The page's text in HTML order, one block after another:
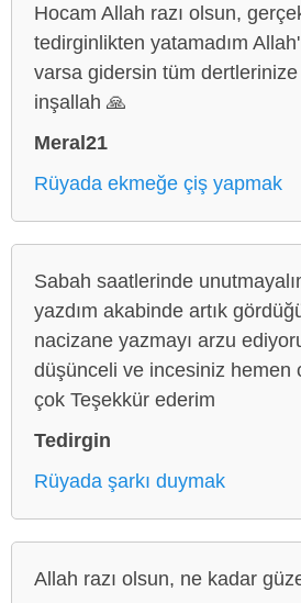
Hocam Allah razı olsun,
tedirginlikten yatamadım
varsa gidersin tüm
inşallah 🙏
Meral21
Rüyada ekmeğe çiş yapmak
Sabah saatlerinde
yazdım akabinde artık
nacizane yazmayı arzu
düşünceli ve incesiniz hemen
çok Teşekkür ederim
Tedirgin
Rüyada şarkı duymak
Allah razı olsun, ne kadar